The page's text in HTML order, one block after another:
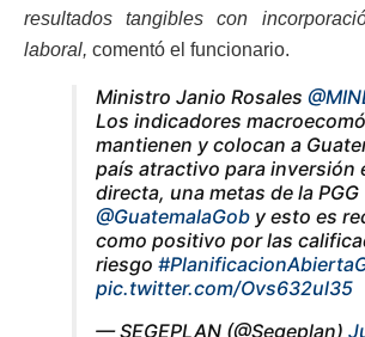
resultados tangibles con
laboral, comentó el funcionario.
Ministro Janio Rosales
Los indicadores
mantienen y colocan a
país atractivo para inversión
directa, una metas de la PGG
@GuatemalaGob y esto es
como positivo por las
riesgo
pic.twitter.com/Ovs632ul35
— SEGEPLAN (@Segeplan)